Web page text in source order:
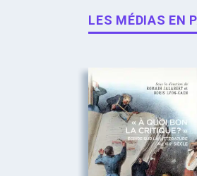
LES MÉDIAS EN